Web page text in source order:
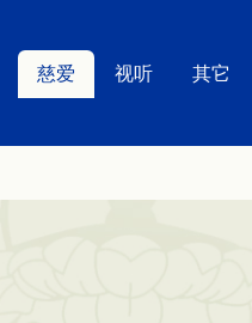
慈爱 视听 其它